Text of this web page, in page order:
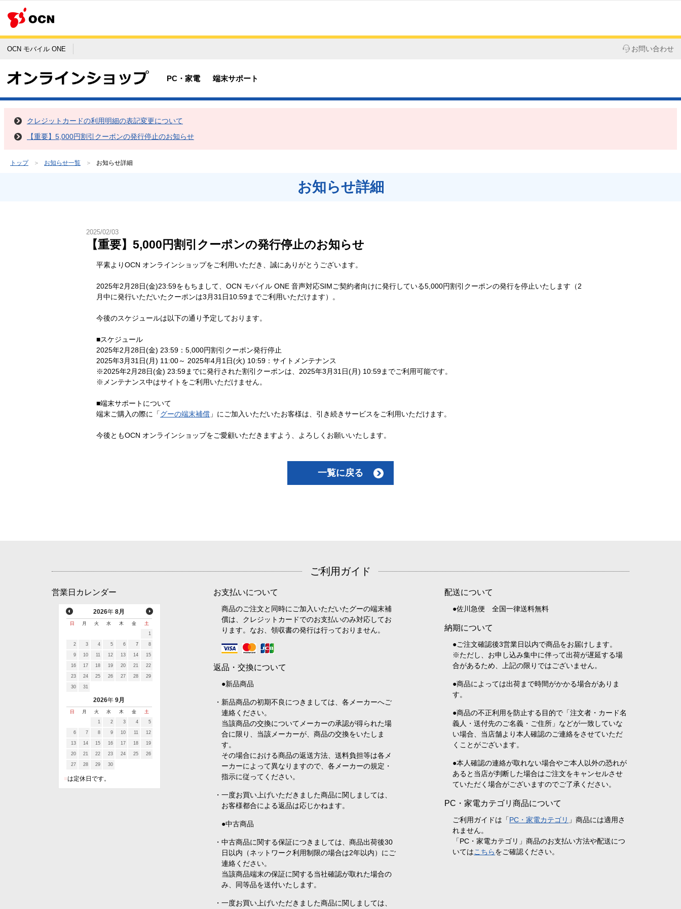
OCN モバイル ONE お問い合わせ
PC・家電 端末サポート
クレジットカードの利用明細の表記変更について
【重要】5,000円割引クーポンの発行停止のお知らせ
トップ お知らせ一覧 お知らせ詳細
お知らせ詳細
2025/02/03
【重要】5,000円割引クーポンの発行停止のお知らせ
平素よりOCN オンラインショップをご利用いただき、誠にありがとうございます。
2025年2月28日(金)23:59をもちまして、OCN モバイル ONE 音声対応SIMご契約者向けに発行している5,000円割引クーポンの発行を停止いたします（2
月中に発行いただいたクーポンは3月31日10:59までご利用いただけます）。
今後のスケジュールは以下の通り予定しております。
■スケジュール
2025年2月28日(金) 23:59：5,000円割引クーポン発行停止
2025年3月31日(月) 11:00～ 2025年4月1日(火) 10:59：サイトメンテナンス
※2025年2月28日(金) 23:59までに発行された割引クーポンは、2025年3月31日(月) 10:59までご利用可能です。
※メンテナンス中はサイトをご利用いただけません。
■端末サポートについて
端末ご購入の際に「グーの端末補償 」にご加入いただいたお客様は、引き続きサービスをご利用いただけます。
今後ともOCN オンラインショップをご愛顧いただきますよう、よろしくお願いいたします。
一覧に戻る
ご利用ガイド
営業日カレンダー
2026年8月
日 月 火 水 木 金
土
1
2 3 4 5 6 7 8
9 10 11 12 13 14 15
16 17 18 19 20 21 22
23 24 25 26 27 28 29
30 31
2026年9月
日 月 火 水 木 金
土
1
2 3 4 5
6 7 8 9 10 11 12
13 14 15 16 17 18 19
20 21 22 23 24 25 26
27 28 29 30
は定休日です。
お支払いについて
商品のご注文と同時にご加入いただいたグーの端末補
償は、クレジットカードでのお支払いのみ対応してお
ります。なお、領収書の発行は行っておりません。
返品・交換について
●新品商品
・新品商品の初期不良につきましては、各メーカーへご
連絡ください。
当該商品の交換についてメーカーの承認が得られた場
合に限り、当該メーカーが、商品の交換をいたしま
す。
その場合における商品の返送方法、送料負担等は各メ
ーカーによって異なりますので、各メーカーの規定・
指示に従ってください。
・一度お買い上げいただきました商品に関しましては、
お客様都合による返品は応じかねます。
●中古商品
・中古商品に関する保証につきましては、商品出荷後30
日以内（ネットワーク利用制限の場合は2年以内）にご
連絡ください。
当該商品端末の保証に関する当社確認が取れた場合の
み、同等品を送付いたします。
・一度お買い上げいただきました商品に関しましては、
配送について
●佐川急便 全国一律送料無料
納期について
●ご注文確認後3営業日以内で商品をお届けします。
※ただし、お申し込み集中に伴って出荷が遅延する場
合があるため、上記の限りではございません。
●商品によっては出荷まで時間がかかる場合がありま
す。
●商品の不正利用を防止する目的で「注文者・カード名
義人・送付先のご名義・ご住所」などが一致していな
い場合、当店舗より本人確認のご連絡をさせていただ
くことがございます。
●本人確認の連絡が取れない場合やご本人以外の恐れが
あると当店が判断した場合はご注文をキャンセルさせ
ていただく場合がございますのでご了承ください。
PC・家電カテゴリ商品について
ご利用ガイドは「PC・家電カテゴリ 」商品には適用さ
れません。
「PC・家電カテゴリ」商品のお支払い方法や配送につ
いてはこちらをご確認ください。